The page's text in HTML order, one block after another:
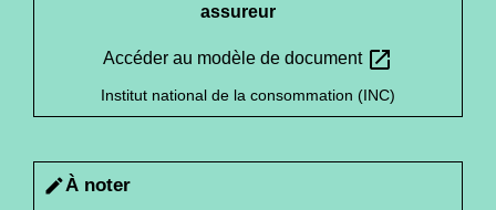
assureur
Accéder au modèle de document open_in_new
Institut national de la consommation (INC)
editÀ noter